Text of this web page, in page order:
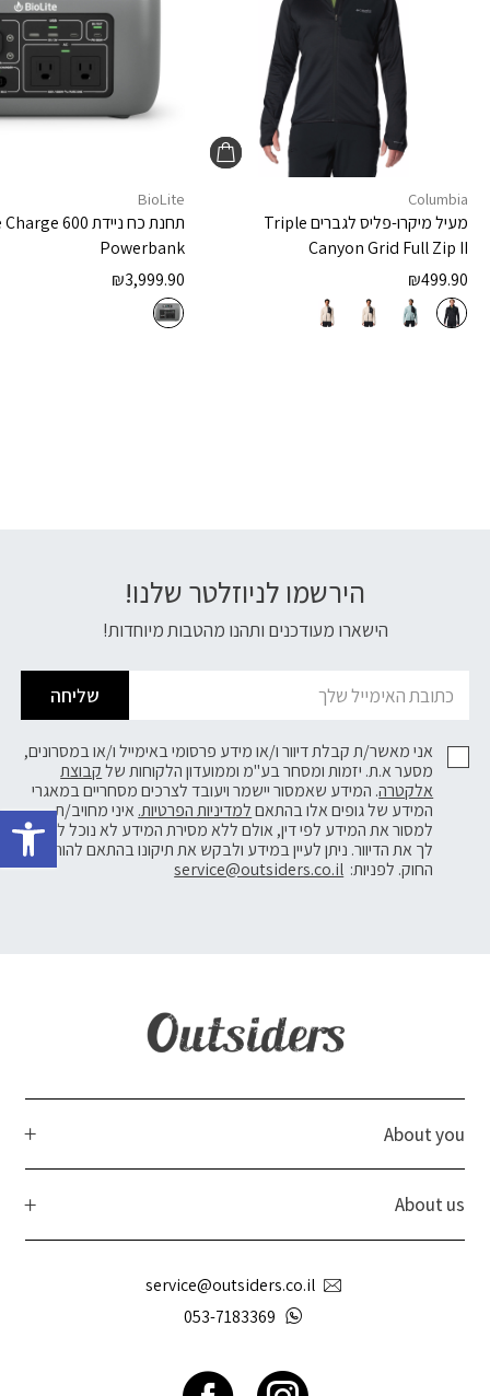
Columbia
מעיל מיקרו-פליס לגבריםTriple
Canyon Grid Full Zip II
₪499.90
BioLite
תחנת כח ניידתCharge 600
Powerbank
₪3,999.90
הירשמו לניוזלטר שלנו!
הישארו מעודכנים ותהנו מהטבות מיוחדות!
שליחה
אני מאשר/ת קבלת דיוור ו/או מידע פרסומי באימייל ו/או במסרונים,
מסער א.ת. יזמות ומסחר בע"מ וממועדון הלקוחות שלקבוצת
אלקטרה. המידע שאמסור יישמר ויעובד לצרכים מסחריים במאגרי
המידע של גופים אלו בהתאםלמדיניות הפרטיות. איני מחויב/ת
למסור את המידע לפי דין, אולם ללא מסירת המידע לא נוכל לשלוח
לך את הדיוור. ניתן לעיין במידע ולבקש את תיקונו בהתאם להוראות
החוק. לפניות: service@outsiders.co.il
About you
About us
service@outsiders.co.il
053-7183369